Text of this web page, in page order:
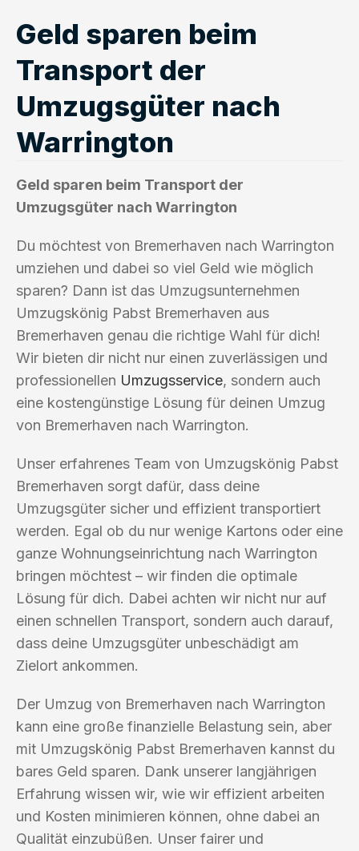
Geld sparen beim
Transport der
Umzugsgüter nach
Warrington
Geld sparen beim Transport der
Umzugsgüter nach Warrington
Du möchtest von Bremerhaven nach Warrington
umziehen und dabei so viel Geld wie möglich
sparen? Dann ist das Umzugsunternehmen
Umzugskönig Pabst Bremerhaven aus
Bremerhaven genau die richtige Wahl für dich!
Wir bieten dir nicht nur einen zuverlässigen und
professionellen Umzugsservice, sondern auch
eine kostengünstige Lösung für deinen Umzug
von Bremerhaven nach Warrington.
Unser erfahrenes Team von Umzugskönig Pabst
Bremerhaven sorgt dafür, dass deine
Umzugsgüter sicher und effizient transportiert
werden. Egal ob du nur wenige Kartons oder eine
ganze Wohnungseinrichtung nach Warrington
bringen möchtest – wir finden die optimale
Lösung für dich. Dabei achten wir nicht nur auf
einen schnellen Transport, sondern auch darauf,
dass deine Umzugsgüter unbeschädigt am
Zielort ankommen.
Der Umzug von Bremerhaven nach Warrington
kann eine große finanzielle Belastung sein, aber
mit Umzugskönig Pabst Bremerhaven kannst du
bares Geld sparen. Dank unserer langjährigen
Erfahrung wissen wir, wie wir effizient arbeiten
und Kosten minimieren können, ohne dabei an
Qualität einzubüßen. Unser fairer und